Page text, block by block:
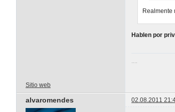
Realmente
Hablen por
Sitio web
alvaromendes 02.08.2011